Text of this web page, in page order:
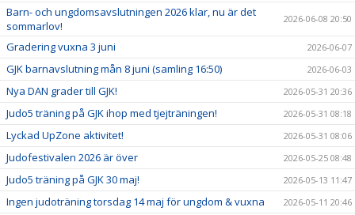
Barn- och ungdomsavslutningen 2026 klar, nu är det
sommarlov!
2026-06-08 20:50
Gradering vuxna 3 juni 2026-06-07
GJK barnavslutning mån 8 juni (samling 16:50) 2026-06-03
Nya DAN grader till GJK! 2026-05-31 20:36
Judo5 träning på GJK ihop med tjejträningen! 2026-05-31 08:18
Lyckad UpZone aktivitet! 2026-05-31 08:06
Judofestivalen 2026 är över 2026-05-25 08:48
Judo5 träning på GJK 30 maj! 2026-05-13 11:47
Ingen judoträning torsdag 14 maj för ungdom & vuxna 2026-05-11 20:46